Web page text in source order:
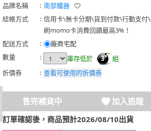
品牌名稱 : 南部鐵器
結帳方式
: 信用卡\無卡分期\貨到付款\行動支付\
刷momo卡消費回饋最高3%！
配送方式
:
廠商宅配
數量
: 庫存低於 3
組
折價券
: 查看可使用的折價券
售完補貨中 加入追蹤
訂單確認後，商品預計2026/08/10出貨